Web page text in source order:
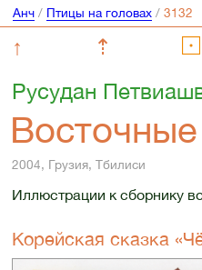
Анч/ Птицы на головах/
↑ ⇡
Русудан
Восточные
2004, Грузия, Тбилиси
Иллюстрации к сборнику
Корейская сказка